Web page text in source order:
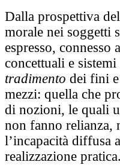
Dalla prospettiva
morale nei soggetti
espresso, connesso
concettuali e
tradimento dei fini
mezzi: quella che
di nozioni, le quali
non fanno relianza,
l’incapacità diffusa
realizzazione pratica.